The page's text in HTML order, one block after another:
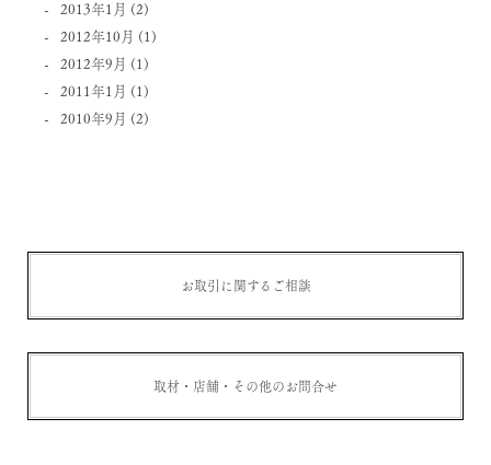
2013年1月 (2)
2012年10月 (1)
2012年9月 (1)
2011年1月 (1)
2010年9月 (2)
お取引に関するご相談
取材・店舗・その他のお問合せ